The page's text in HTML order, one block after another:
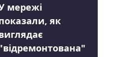
мережі
як